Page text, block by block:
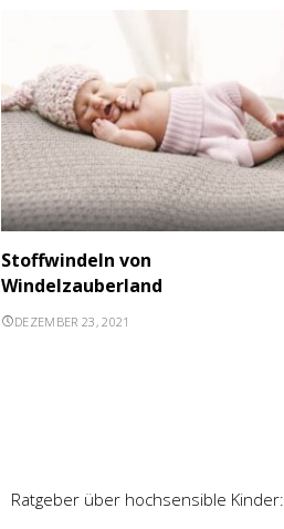
Stoffwindeln von
Windelzauberland
DEZEMBER 23, 2021
Ratgeber über hochsensible Kinder: